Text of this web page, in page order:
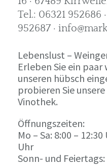
Tel.: 06321 952686
952687 ·
Lebenslust –
Erleben Sie ein paar
unseren hübsch
probieren Sie
Vinothek.
Öffnungszeiten:
Mo – Sa: 8:00 –
Uhr
Sonn- und Feiertags: